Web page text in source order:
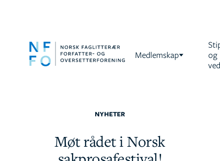
Medlemskap
og
NYHETER
Møt rådet i Norsk